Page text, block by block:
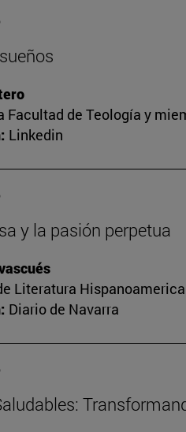
Facultad de Teología y
Linkedin
y la pasión perpetua
Literatura
Diario de Navarra